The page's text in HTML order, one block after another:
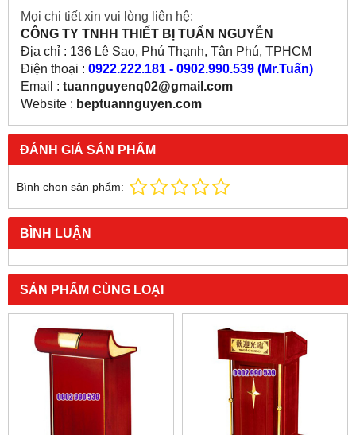
Mọi chi tiết xin vui lòng liên hệ:
CÔNG TY TNHH THIẾT BỊ TUẤN NGUYỄN
Địa chỉ : 136 Lê Sao, Phú Thạnh, Tân Phú, TPHCM
Điện thoại : 0922.222.181 - 0902.990.539 (Mr.Tuấn)
Email : tuannguyenq02@gmail.com
Website : beptuannguyen.com
ĐÁNH GIÁ SẢN PHẨM
Bình chọn sản phẩm:
BÌNH LUẬN
SẢN PHẨM CÙNG LOẠI